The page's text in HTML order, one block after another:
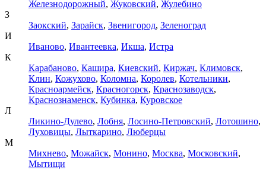
Железнодорожный, Жуковский, Жулебино
З
Заокский, Зарайск, Звенигород, Зеленоград
И
Иваново, Ивантеевка, Икша, Истра
К
Карабаново, Кашира, Киевский, Киржач, Климовск,
Клин, Кожухово, Коломна, Королев, Котельники,
Красноармейск, Красногорск, Краснозаводск,
Краснознаменск, Кубинка, Куровское
Л
Ликино-Дулево, Лобня, Лосино-Петровский, Лотошино,
Луховицы, Лыткарино, Люберцы
М
Михнево, Можайск, Монино, Москва, Московский,
Мытищи